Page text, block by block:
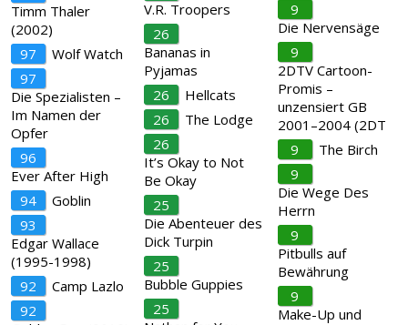
Timm Thaler
(2002)
97
Wolf Watch
97
Die Spezialisten –
Im Namen der
Opfer
96
Ever After High
94
Goblin
93
Edgar Wallace
(1995-1998)
92
Camp Lazlo
92
V.R. Troopers
26
Bananas in
Pyjamas
26
Hellcats
26
The Lodge
26
It’s Okay to Not
Be Okay
25
Die Abenteuer des
Dick Turpin
25
Bubble Guppies
25
9
Die Nervensäge
9
2DTV Cartoon-
Promis –
unzensiert GB
2001–2004 (2DT
9
The Birch
9
Die Wege Des
Herrn
9
Pitbulls auf
Bewährung
9
Make-Up und